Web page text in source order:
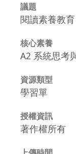
議題
閱讀素養教育
核心素養
A2 系統思考
資源類型
學習單
授權資訊
著作權所有